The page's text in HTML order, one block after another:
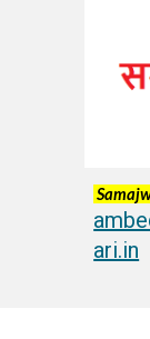
ari.in